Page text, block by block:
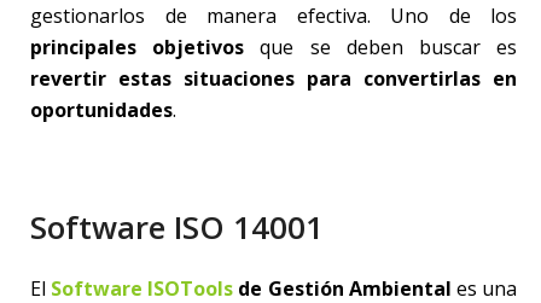
gestionarlos de manera efectiva. Uno de los
principales objetivos que se deben buscar es
revertir estas situaciones para convertirlas en
oportunidades.
Software ISO 14001
El Software ISOTools de Gestión Ambiental es una